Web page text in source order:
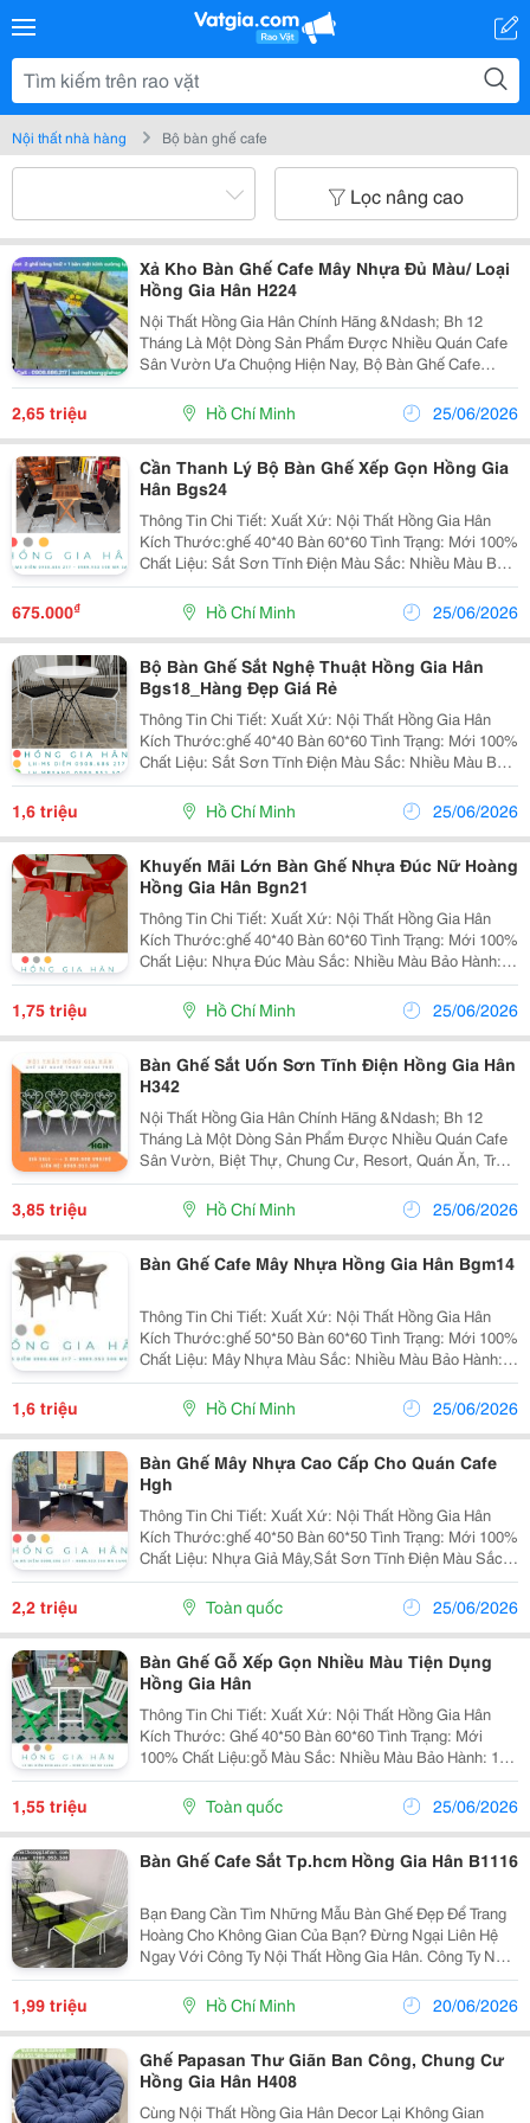
Nội thất nhà hàng Bộ bàn ghế cafe
Lọc nâng cao
Xả Kho Bàn Ghế Cafe Mây Nhựa Đủ Màu/ Loại
Hồng Gia Hân H224
Nội Thất Hồng Gia Hân Chính Hãng &Ndash; Bh 12
Tháng Là Một Dòng Sản Phẩm Được Nhiều Quán Cafe
Sân Vườn Ưa Chuộng Hiện Nay, Bộ Bàn Ghế Cafe
Nhựa Giả Mây Có Màu Sắc Trang Nhã, Nhẹ Nhàng Có
Thể Phù Hợp Để Bố Trí Ở Nhiều Vị Trí Khác Nhau. Hơn
Nữa,...
2,65 triệu Hồ Chí Minh 25/06/2026
Cần Thanh Lý Bộ Bàn Ghế Xếp Gọn Hồng Gia
Hân Bgs24
Thông Tin Chi Tiết: Xuất Xứ: Nội Thất Hồng Gia Hân
Kích Thước:ghế 40*40 Bàn 60*60 Tình Trạng: Mới 100%
Chất Liệu: Sắt Sơn Tĩnh Điện Màu Sắc: Nhiều Màu Bảo
Hành: 12 Tháng Đặc Biệt Chúng Tôi Nhận Gia Công
675.000₫ Hồ Chí Minh 25/06/2026
Bộ Bàn Ghế Sắt Nghệ Thuật Hồng Gia Hân
Bgs18_Hàng Đẹp Giá Rẻ
Thông Tin Chi Tiết: Xuất Xứ: Nội Thất Hồng Gia Hân
Kích Thước:ghế 40*40 Bàn 60*60 Tình Trạng: Mới 100%
Chất Liệu: Sắt Sơn Tĩnh Điện Màu Sắc: Nhiều Màu Bảo
Hành: 12 Tháng Đặc Biệt Chúng Tôi Nhận Gia Công
1,6 triệu Hồ Chí Minh 25/06/2026
Khuyến Mãi Lớn Bàn Ghế Nhựa Đúc Nữ Hoàng
Hồng Gia Hân Bgn21
Thông Tin Chi Tiết: Xuất Xứ: Nội Thất Hồng Gia Hân
Kích Thước:ghế 40*40 Bàn 60*60 Tình Trạng: Mới 100%
Chất Liệu: Nhựa Đúc Màu Sắc: Nhiều Màu Bảo Hành:
12 Tháng Đặc Biệt Chúng Tôi Nhận Gia Công Theo Mẫu
Của Khách Hàng. Về Chúng Tôi
1,75 triệu Hồ Chí Minh 25/06/2026
Bàn Ghế Sắt Uốn Sơn Tĩnh Điện Hồng Gia Hân
H342
Nội Thất Hồng Gia Hân Chính Hãng &Ndash; Bh 12
Tháng Là Một Dòng Sản Phẩm Được Nhiều Quán Cafe
Sân Vườn, Biệt Thự, Chung Cư, Resort, Quán Ăn, Trà
Sữa&Hellip; Ưa Chuộng Hiện Nay, Bộ Bàn Ghế Cafe
Sắt Sơn Tĩnh Điện Có Màu Sắc Trang Nhã, Nhẹ Nhàng
3,85 triệu Hồ Chí Minh 25/06/2026
Bàn Ghế Cafe Mây Nhựa Hồng Gia Hân Bgm14
Thông Tin Chi Tiết: Xuất Xứ: Nội Thất Hồng Gia Hân
Kích Thước:ghế 50*50 Bàn 60*60 Tình Trạng: Mới 100%
Chất Liệu: Mây Nhựa Màu Sắc: Nhiều Màu Bảo Hành:
12 Tháng Đặc Biệt Chúng Tôi Nhận Gia Công Theo Mẫu
Của Khách Hàng. Freeship Với Đơ
1,6 triệu Hồ Chí Minh 25/06/2026
Bàn Ghế Mây Nhựa Cao Cấp Cho Quán Cafe
Hgh
Thông Tin Chi Tiết: Xuất Xứ: Nội Thất Hồng Gia Hân
Kích Thước:ghế 40*50 Bàn 60*50 Tình Trạng: Mới 100%
Chất Liệu: Nhựa Giả Mây,Sắt Sơn Tĩnh Điện Màu Sắc:
Nhiều Màu Bảo Hành: 12 Tháng Đặc Biệt Chúng Tôi
Nhận Gia Công Theo Mẫu Của Khách...
2,2 triệu Toàn quốc 25/06/2026
Bàn Ghế Gỗ Xếp Gọn Nhiều Màu Tiện Dụng
Hồng Gia Hân
Thông Tin Chi Tiết: Xuất Xứ: Nội Thất Hồng Gia Hân
Kích Thước: Ghế 40*50 Bàn 60*60 Tình Trạng: Mới
100% Chất Liệu:gỗ Màu Sắc: Nhiều Màu Bảo Hành: 12
Tháng Đặc Biệt Chúng Tôi Nhận Gia Công Theo Mẫu
Của Khách Hàng. Freeship Với Đơn Hàng...
1,55 triệu Toàn quốc 25/06/2026
Bàn Ghế Cafe Sắt Tp.hcm Hồng Gia Hân B1116
Bạn Đang Cần Tìm Những Mẫu Bàn Ghế Đẹp Để Trang
Hoàng Cho Không Gian Của Bạn? Đừng Ngại Liên Hệ
Ngay Với Công Ty Nội Thất Hồng Gia Hân. Công Ty Nội
Thất Hồng Gia Hân Luôn Tạo Được Sự Tín Nhiệm Riêng
Cho Khách Hàng Ở: Chất Liệu: Khung Sắt Sơn Tĩ
1,99 triệu Hồ Chí Minh 20/06/2026
Ghế Papasan Thư Giãn Ban Công, Chung Cư
Hồng Gia Hân H408
Cùng Nội Thất Hồng Gia Hân Decor Lại Không Gian